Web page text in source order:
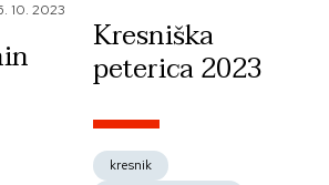
10. 2023
Kresniška
peterica 2023
kresnik